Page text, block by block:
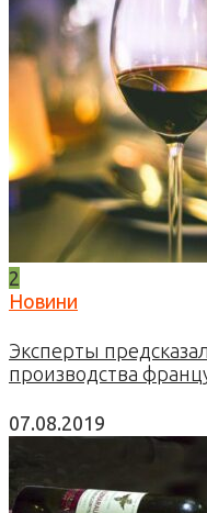
2
Новини
Эксперты
производства
07.08.2019